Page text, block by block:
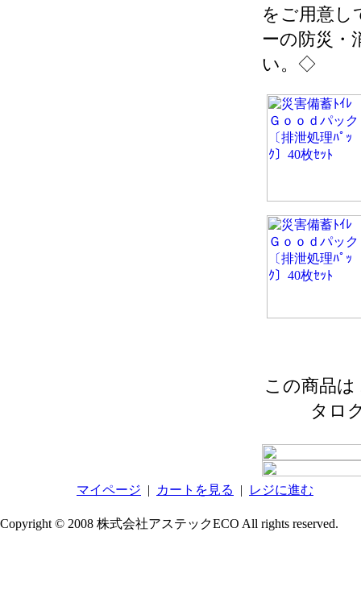
をご用意し
ーの防災・
い。◇
この商品は
タロ
マイページ | カートを見る | レジに進む
Copyright © 2008 株式会社アステックECO All rights reserved.